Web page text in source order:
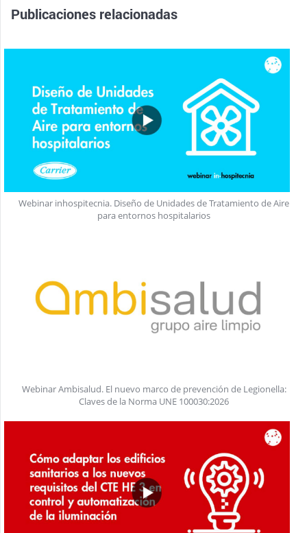
Publicaciones relacionadas
Webinar inhospitecnia. Diseño de Unidades de Tratamiento de Aire
para entornos hospitalarios
Webinar Ambisalud. El nuevo marco de prevención de Legionella:
Claves de la Norma UNE 100030:2026